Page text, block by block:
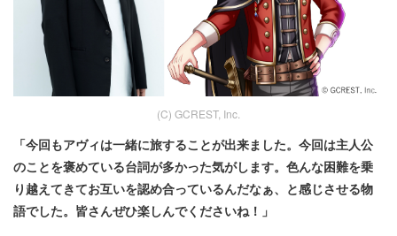
(C) GCREST, Inc.
「今回もアヴィは一緒に旅することが出来ました。今回は主人公
のことを褒めている台詞が多かった気がします。色んな困難を乗
り越えてきてお互いを認め合っているんだなぁ、と感じさせる物
語でした。皆さんぜひ楽しんでくださいね！」